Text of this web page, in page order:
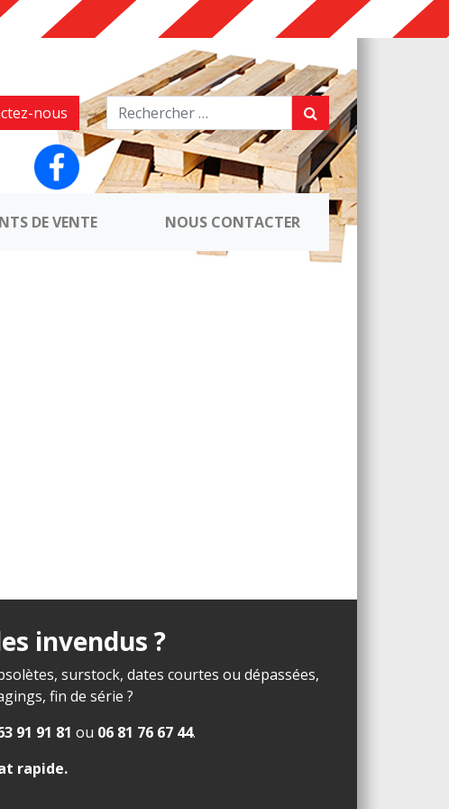
nous
DE VENTE NOUS CONTACTER
invendus ?
surstock, dates courtes ou dépassées,
fin de série ?
91 91 81 ou 06 81 76 67 44.
rapide.